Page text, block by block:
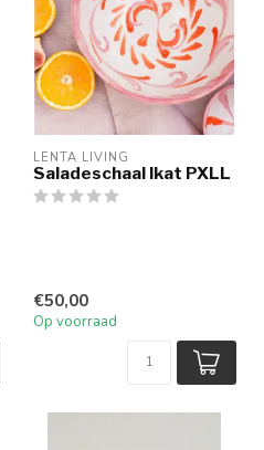
LENTA LIVING
Saladeschaal Ikat PXLL
€50,00
Op voorraad